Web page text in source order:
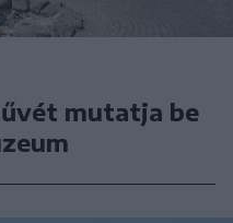
mutatja be